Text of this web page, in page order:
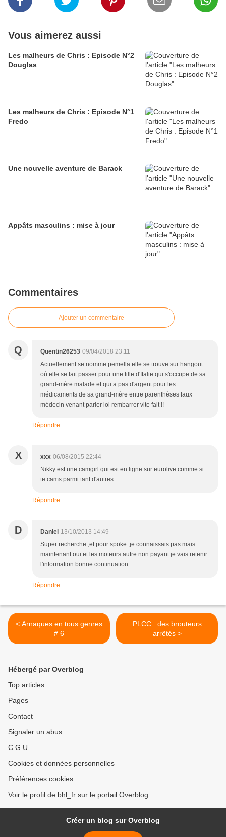
Vous aimerez aussi
Les malheurs de Chris : Episode N°2
Douglas
Les malheurs de Chris : Episode N°1
Fredo
Une nouvelle aventure de Barack
Appâts masculins : mise à jour
Commentaires
Ajouter un commentaire
Q Quentin26253 09/04/2018 23:11
Actuellement se nomme pemella elle se trouve sur hangout
où elle se fait passer pour une fille d'Italie qui s'occupe de sa
grand-mère malade et qui a pas d'argent pour les
médicaments de sa grand-mère entre parenthèses faux
médecin venant parler lol rembarrer vite fait !!
Répondre
X xxx 06/08/2015 22:44
Nikky est une camgirl qui est en ligne sur eurolive comme si
te cams parmi tant d'autres.
Répondre
D Daniel 13/10/2013 14:49
Super recherche ,et pour spoke ,je connaissais pas mais
maintenant oui et les moteurs autre non payant je vais retenir
l'information bonne continuation
Répondre
< Arnaques en tous genres
# 6
PLCC : des brouteurs
arrêtés >
Hébergé par Overblog
Top articles
Pages
Contact
Signaler un abus
C.G.U.
Cookies et données personnelles
Préférences cookies
Voir le profil de bhl_fr sur le portail Overblog
Créer un blog sur Overblog